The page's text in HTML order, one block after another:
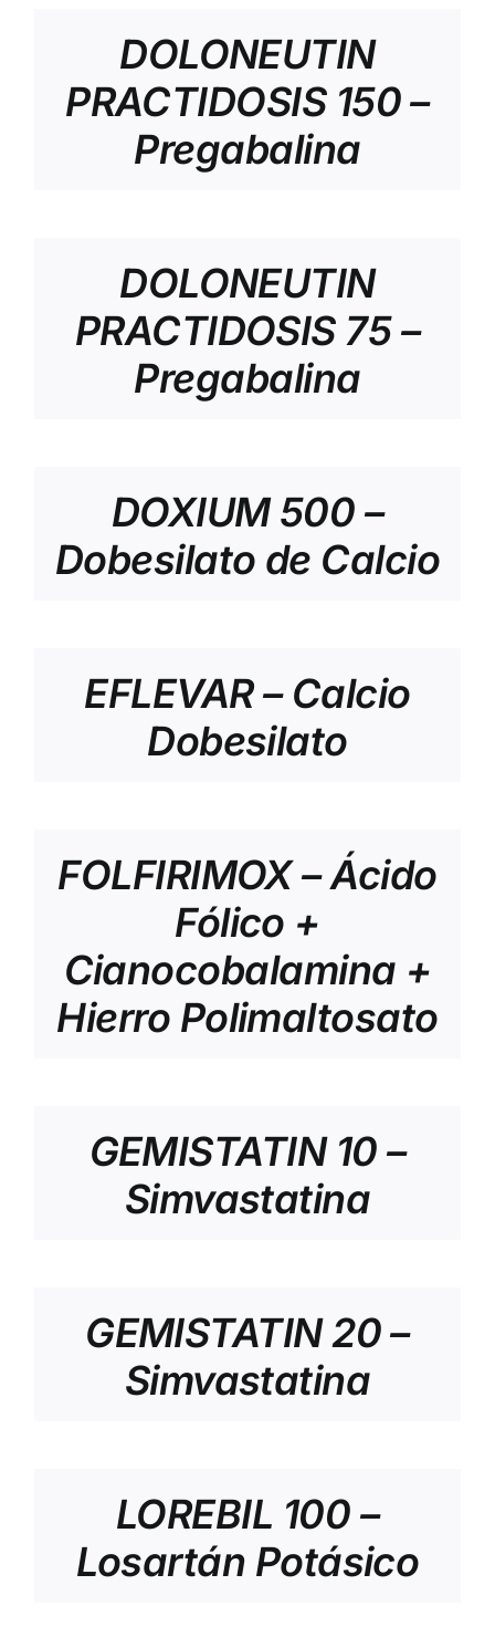
DOLONEUTIN
PRACTIDOSIS 150 –
Pregabalina
DOLONEUTIN
PRACTIDOSIS 75 –
Pregabalina
DOXIUM 500 –
Dobesilato de Calcio
EFLEVAR – Calcio
Dobesilato
FOLFIRIMOX – Ácido
Fólico +
Cianocobalamina +
Hierro Polimaltosato
GEMISTATIN 10 –
Simvastatina
GEMISTATIN 20 –
Simvastatina
LOREBIL 100 –
Losartán Potásico